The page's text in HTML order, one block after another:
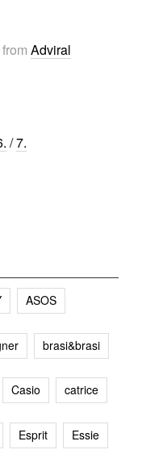
fromAdviral
/7.
ASOS
brasi&brasi
Casio catrice
Esprit Essie